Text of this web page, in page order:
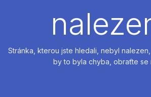
Stránka, kterou jste hledali, nebyl
by to byla chyba, obraťte se